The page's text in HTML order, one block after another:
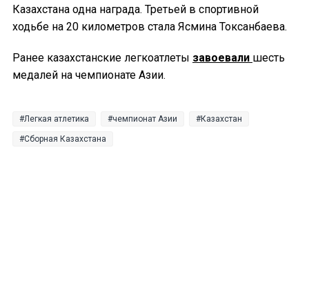
Казахстана одна награда. Третьей в спортивной
ходьбе на 20 километров стала Ясмина Токсанбаева.
Ранее казахстанские легкоатлеты завоевали шесть
медалей на чемпионате Азии.
Легкая атлетика чемпионат Азии Казахстан
Сборная Казахстана